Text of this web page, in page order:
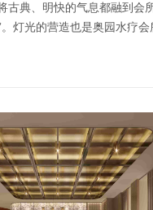
古典、明快的气息都融到会
。灯光的营造也是奥园水疗